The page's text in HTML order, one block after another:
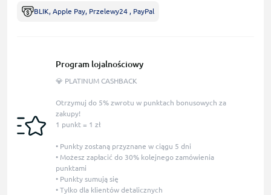
BLIK, Apple Pay, Przelewy24 , PayPal
Program lojalnościowy
💎 PLATINUM CASHBACK
Otrzymuj do 5% zwrotu w punktach bonusowych za
zakupy!
1 punkt = 1 zł
• Punkty zostaną przyznane w ciągu 5 dni
• Możesz zapłacić do 30% kolejnego zamówienia
punktami
• Punkty sumują się
• Tylko dla klientów detalicznych